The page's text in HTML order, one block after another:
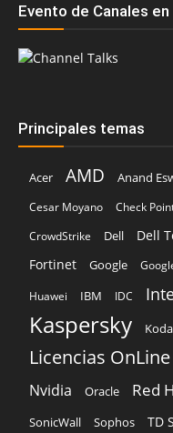
Evento de Canales
Principales temas
Acer AMD Anand
Cesar Moyano
Check
CrowdStrike
Dell Dell
Fortinet Google
Huawei IBM IDC
Kaspersky
Licencias OnLine
Nvidia
Oracle Red
SonicWall Sophos TD